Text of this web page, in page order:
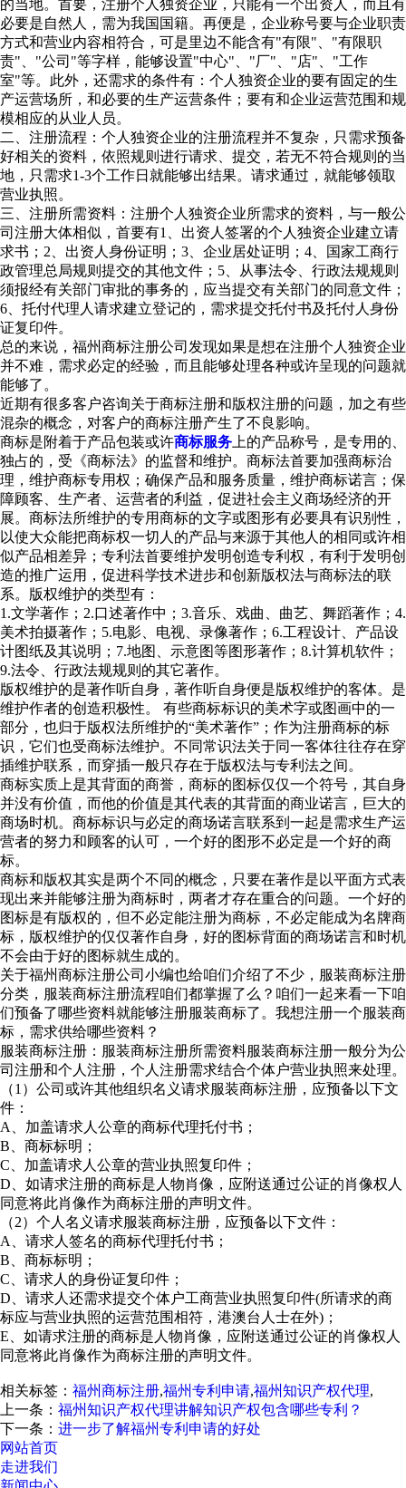
的当地。首要，注册个人独资企业，只能有一个出资人，而且有
必要是自然人，需为我国国籍。再便是，企业称号要与企业职责
方式和营业内容相符合，可是里边不能含有"有限"、"有限职
责"、"公司"等字样，能够设置"中心"、"厂"、"店"、"工作
室"等。此外，还需求的条件有：个人独资企业的要有固定的生
产运营场所，和必要的生产运营条件；要有和企业运营范围和规
模相应的从业人员。
二、注册流程：个人独资企业的注册流程并不复杂，只需求预备
好相关的资料，依照规则进行请求、提交，若无不符合规则的当
地，只需求1-3个工作日就能够出结果。请求通过，就能够领取
营业执照。
三、注册所需资料：注册个人独资企业所需求的资料，与一般公
司注册大体相似，首要有1、出资人签署的个人独资企业建立请
求书；2、出资人身份证明；3、企业居处证明；4、国家工商行
政管理总局规则提交的其他文件；5、从事法令、行政法规规则
须报经有关部门审批的事务的，应当提交有关部门的同意文件；
6、托付代理人请求建立登记的，需求提交托付书及托付人身份
证复印件。
总的来说，福州商标注册公司发现如果是想在注册个人独资企业
并不难，需求必定的经验，而且能够处理各种或许呈现的问题就
能够了。
近期有很多客户咨询关于商标注册和版权注册的问题，加之有些
混杂的概念，对客户的商标注册产生了不良影响。
商标是附着于产品包装或许商标服务 上的产品称号，是专用的、
独占的，受《商标法》的监督和维护。商标法首要加强商标治
理，维护商标专用权；确保产品和服务质量，维护商标诺言；保
障顾客、生产者、运营者的利益，促进社会主义商场经济的开
展。商标法所维护的专用商标的文字或图形有必要具有识别性，
以使大众能把商标权一切人的产品与来源于其他人的相同或许相
似产品相差异；专利法首要维护发明创造专利权，有利于发明创
造的推广运用，促进科学技术进步和创新版权法与商标法的联
系。版权维护的类型有：
1.文学著作；2.口述著作中；3.音乐、戏曲、曲艺、舞蹈著作；4.
美术拍摄著作；5.电影、电视、录像著作；6.工程设计、产品设
计图纸及其说明；7.地图、示意图等图形著作；8.计算机软件；
9.法令、行政法规规则的其它著作。
版权维护的是著作听自身，著作听自身便是版权维护的客体。是
维护作者的创造积极性。 有些商标标识的美术字或图画中的一
部分，也归于版权法所维护的“美术著作”；作为注册商标的标
识，它们也受商标法维护。不同常识法关于同一客体往往存在穿
插维护联系，而穿插一般只存在于版权法与专利法之间。
商标实质上是其背面的商誉，商标的图标仅仅一个符号，其自身
并没有价值，而他的价值是其代表的其背面的商业诺言，巨大的
商场时机。商标标识与必定的商场诺言联系到一起是需求生产运
营者的努力和顾客的认可，一个好的图形不必定是一个好的商
标。
商标和版权其实是两个不同的概念，只要在著作是以平面方式表
现出来并能够注册为商标时，两者才存在重合的问题。一个好的
图标是有版权的，但不必定能注册为商标，不必定能成为名牌商
标，版权维护的仅仅著作自身，好的图标背面的商场诺言和时机
不会由于好的图标就生成的。
关于福州商标注册公司小编也给咱们介绍了不少，服装商标注册
分类，服装商标注册流程咱们都掌握了么？咱们一起来看一下咱
们预备了哪些资料就能够注册服装商标了。我想注册一个服装商
标，需求供给哪些资料？
服装商标注册：服装商标注册所需资料服装商标注册一般分为公
司注册和个人注册，个人注册需求结合个体户营业执照来处理。
（1）公司或许其他组织名义请求服装商标注册，应预备以下文
件：
A、加盖请求人公章的商标代理托付书；
B、商标标明；
C、加盖请求人公章的营业执照复印件；
D、如请求注册的商标是人物肖像，应附送通过公证的肖像权人
同意将此肖像作为商标注册的声明文件。
（2）个人名义请求服装商标注册，应预备以下文件：
A、请求人签名的商标代理托付书；
B、商标标明；
C、请求人的身份证复印件；
D、请求人还需求提交个体户工商营业执照复印件(所请求的商
标应与营业执照的运营范围相符，港澳台人士在外)；
E、如请求注册的商标是人物肖像，应附送通过公证的肖像权人
同意将此肖像作为商标注册的声明文件。
相关标签： 福州商标注册,福州专利申请,福州知识产权代理,
上一条： 福州知识产权代理讲解知识产权包含哪些专利？
下一条： 进一步了解福州专利申请的好处
网站首页
走进我们